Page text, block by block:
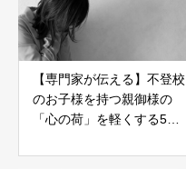
【専門家が伝える】不登校
のお子様を持つ親御様の
「心の荷」を軽くする5つ